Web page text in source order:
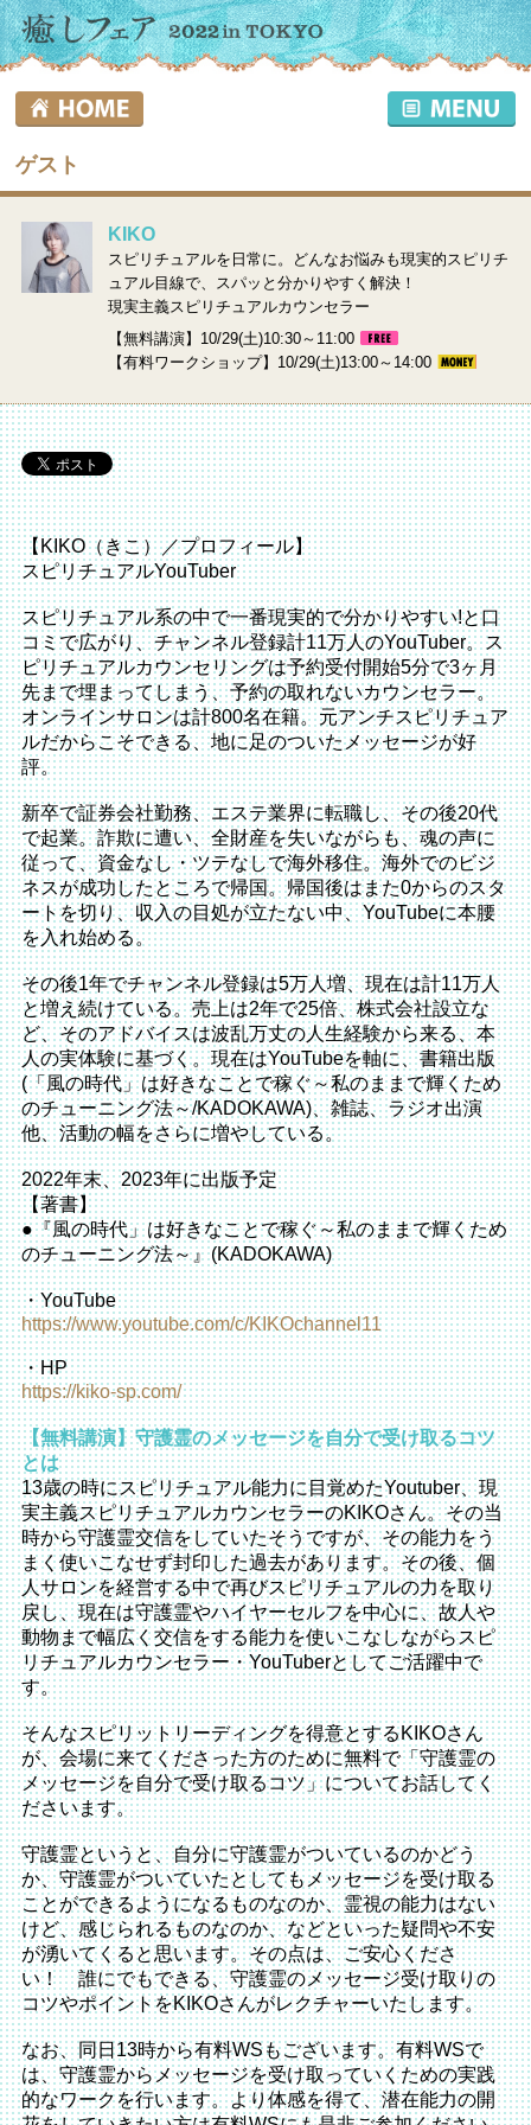
ゲスト
KIKO
スピリチュアルを日常に。どんなお悩みも現実的スピリチ
ュアル目線で、スパッと分かりやすく解決！
現実主義スピリチュアルカウンセラー
【無料講演】10/29(土)10:30～11:00
【有料ワークショップ】10/29(土)13:00～14:00
【KIKO（きこ）／プロフィール】
スピリチュアルYouTuber
スピリチュアル系の中で一番現実的で分かりやすい!と口
コミで広がり、チャンネル登録計11万人のYouTuber。ス
ピリチュアルカウンセリングは予約受付開始5分で3ヶ月
先まで埋まってしまう、予約の取れないカウンセラー。
オンラインサロンは計800名在籍。元アンチスピリチュア
ルだからこそできる、地に足のついたメッセージが好
評。
新卒で証券会社勤務、エステ業界に転職し、その後20代
で起業。詐欺に遭い、全財産を失いながらも、魂の声に
従って、資金なし・ツテなしで海外移住。海外でのビジ
ネスが成功したところで帰国。帰国後はまた0からのスタ
ートを切り、収入の目処が立たない中、YouTubeに本腰
を入れ始める。
その後1年でチャンネル登録は5万人増、現在は計11万人
と増え続けている。売上は2年で25倍、株式会社設立な
ど、そのアドバイスは波乱万丈の人生経験から来る、本
人の実体験に基づく。現在はYouTubeを軸に、書籍出版
(「風の時代」は好きなことで稼ぐ～私のままで輝くため
のチューニング法～/KADOKAWA)、雑誌、ラジオ出演
他、活動の幅をさらに増やしている。
2022年末、2023年に出版予定
【著書】
●『風の時代」は好きなことで稼ぐ～私のままで輝くため
のチューニング法～』(KADOKAWA)
・YouTube
https://www.youtube.com/c/KIKOchannel11
・HP
https://kiko-sp.com/
【無料講演】守護霊のメッセージを自分で受け取るコツ
とは
13歳の時にスピリチュアル能力に目覚めたYoutuber、現
実主義スピリチュアルカウンセラーのKIKOさん。その当
時から守護霊交信をしていたそうですが、その能力をう
まく使いこなせず封印した過去があります。その後、個
人サロンを経営する中で再びスピリチュアルの力を取り
戻し、現在は守護霊やハイヤーセルフを中心に、故人や
動物まで幅広く交信をする能力を使いこなしながらスピ
リチュアルカウンセラー・YouTuberとしてご活躍中で
す。
そんなスピリットリーディングを得意とするKIKOさん
が、会場に来てくださった方のために無料で「守護霊の
メッセージを自分で受け取るコツ」についてお話してく
ださいます。
守護霊というと、自分に守護霊がついているのかどう
か、守護霊がついていたとしてもメッセージを受け取る
ことができるようになるものなのか、霊視の能力はない
けど、感じられるものなのか、などといった疑問や不安
が湧いてくると思います。その点は、ご安心くださ
い！ 誰にでもできる、守護霊のメッセージ受け取りの
コツやポイントをKIKOさんがレクチャーいたします。
なお、同日13時から有料WSもございます。有料WSで
は、守護霊からメッセージを受け取っていくための実践
的なワークを行います。より体感を得て、潜在能力の開